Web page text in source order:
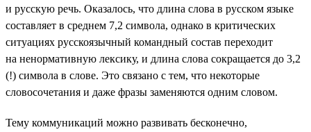
и русскую речь. Оказалось, что длина слова в русском языке
составляет в среднем 7,2 символа, однако в критических
ситуациях русскоязычный командный состав переходит
на ненормативную лексику, и длина слова сокращается до 3,2
(!) символа в слове. Это связано с тем, что некоторые
словосочетания и даже фразы заменяются одним словом.
Тему коммуникаций можно развивать бесконечно,